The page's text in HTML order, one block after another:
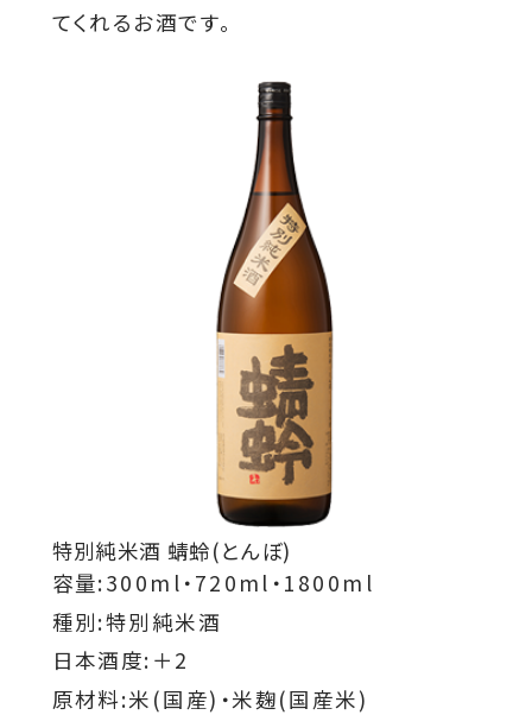
てくれるお酒です。
特別純米酒 蜻蛉(とんぼ)
容量:300ml・720ml・1800ml
種別:特別純米酒
日本酒度:＋2
原材料:米(国産)・米麹(国産米)